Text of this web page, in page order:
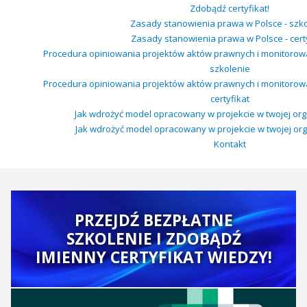
Zdobądź certyfikat!
Zasady stanowienia prawa w Polsce -
Zasady stanowienia prawa w Polsce -
Procedura opiniowania projektów aktów prawnych i
szkolenie
Procedura opiniowania projektów aktów prawnych i
certyfikat
Jak wdrożyć model opracowany w projekcie w twojej
Jak wdrożyć model opracowany w projekcie w twojej
Kontakt
PRZEJDŹ BEZPŁATNE
SZKOLENIE I ZDOBĄDŹ
IMIENNY CERTYFIKAT WIEDZY!